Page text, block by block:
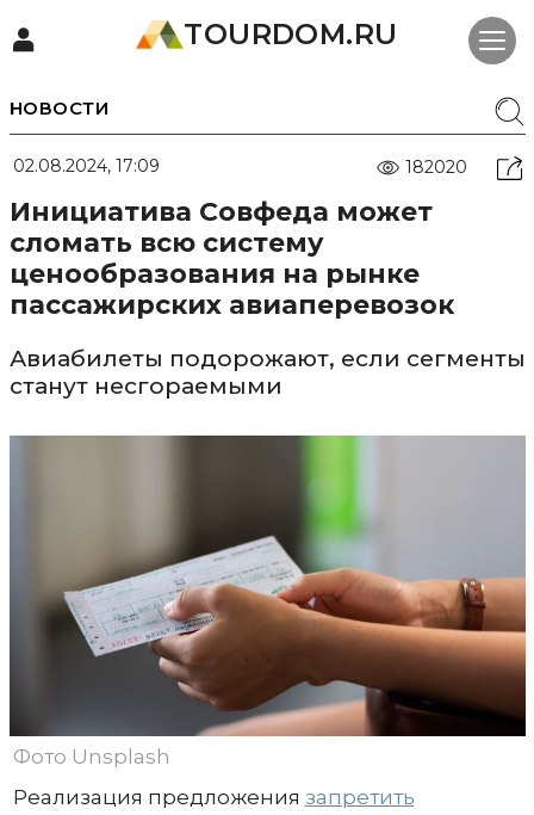
TOURDOM.RU
НОВОСТИ
02.08.2024, 17:09 182020
Инициатива Совфеда может
сломать всю систему
ценообразования на рынке
пассажирских авиаперевозок
Авиабилеты подорожают, если сегменты
станут несгораемыми
Фото Unsplash
Реализация предложения запретить